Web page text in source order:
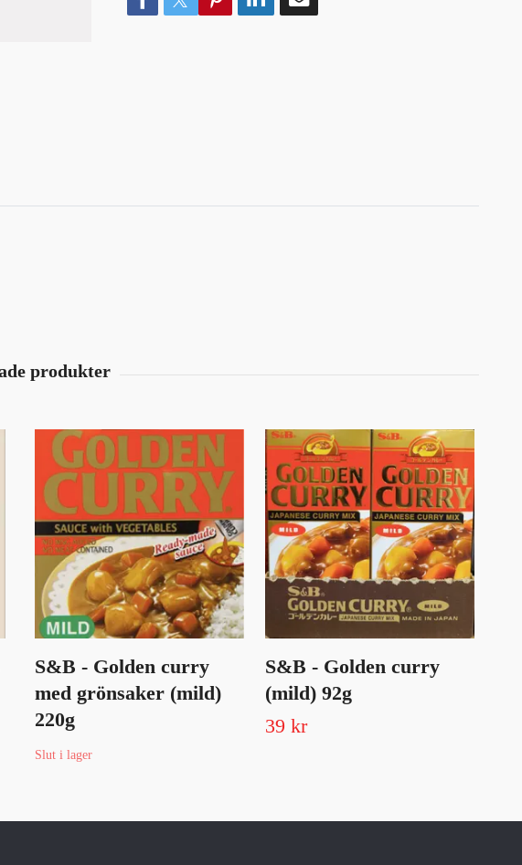
S&B - Golden curry
med grönsaker (mild)
220g
Slut i lager
S&B - Golden curry
(mild) 92g
39 kr